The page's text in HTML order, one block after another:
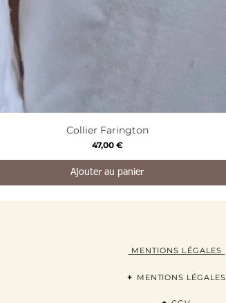
Aperçu rapide
Collier Farington
Prix
47,00 €
Ajouter au panier
MENTIONS LÉGALES
+ MENTIONS LÉGALES